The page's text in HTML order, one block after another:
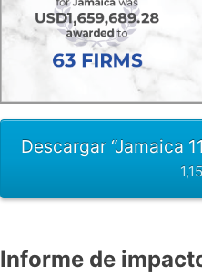
Descargar “Jamaica
Informe de